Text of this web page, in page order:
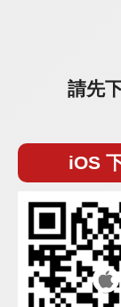
請先
iOS